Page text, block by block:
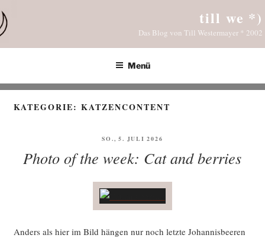
Inhalt
springen
till we *)
Das Blog von Till Westermayer * 2002
Menü
KATEGORIE:KATZENCONTENT
VERÖFFENTLICHT
SO., 5. JULI 2026
Photo of the week: Cat and berries
Anders als hier im Bild hän­gen nur noch letz­te Johan­nis­bee­ren